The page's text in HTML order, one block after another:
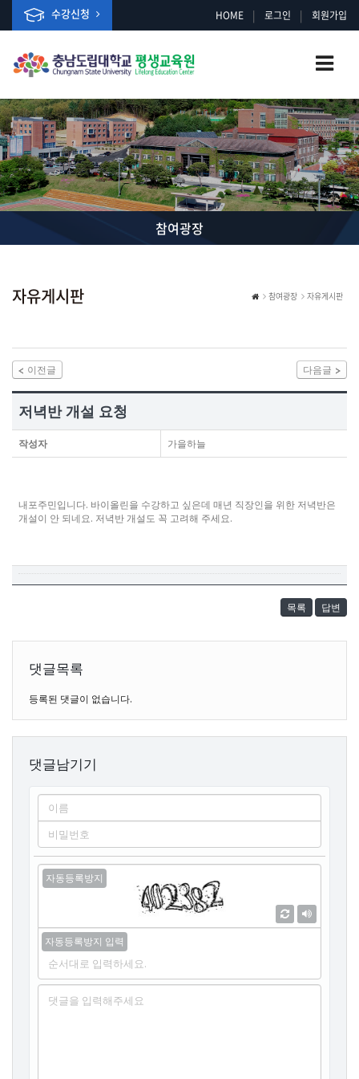
수강신청 HOME | 로그인 | 회원가입
참여광장
자유게시판 참여광장 자유게시판
이전글 다음글
저녁반 개설 요청
작성자 가을하늘
내포주민입니다. 바이올린을 수강하고 싶은데 매년 직장인을 위한 저녁반은
개설이 안 되네요. 저녁반 개설도 꼭 고려해 주세요.
목록 답변
댓글목록
등록된 댓글이 없습니다.
댓글남기기